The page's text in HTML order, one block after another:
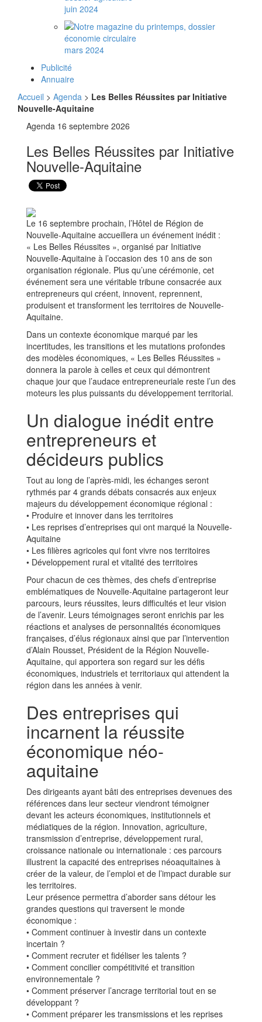
juin 2024
mars 2024
Publicité
Annuaire
Accueil > Agenda > Les Belles Réussites par Initiative
Nouvelle-Aquitaine
Agenda 16 septembre 2026
Les Belles Réussites par Initiative
Nouvelle-Aquitaine
Le 16 septembre prochain, l’Hôtel de Région de
Nouvelle-Aquitaine accueillera un événement inédit :
« Les Belles Réussites », organisé par Initiative
Nouvelle-Aquitaine à l’occasion des 10 ans de son
organisation régionale. Plus qu’une cérémonie, cet
événement sera une véritable tribune consacrée aux
entrepreneurs qui créent, innovent, reprennent,
produisent et transforment les territoires de Nouvelle-
Aquitaine.
Dans un contexte économique marqué par les
incertitudes, les transitions et les mutations profondes
des modèles économiques, « Les Belles Réussites »
donnera la parole à celles et ceux qui démontrent
chaque jour que l’audace entrepreneuriale reste l’un des
moteurs les plus puissants du développement territorial.
Un dialogue inédit entre
entrepreneurs et
décideurs publics
Tout au long de l’après-midi, les échanges seront
rythmés par 4 grands débats consacrés aux enjeux
majeurs du développement économique régional :
• Produire et innover dans les territoires
• Les reprises d’entreprises qui ont marqué la Nouvelle-
Aquitaine
• Les filières agricoles qui font vivre nos territoires
• Développement rural et vitalité des territoires
Pour chacun de ces thèmes, des chefs d’entreprise
emblématiques de Nouvelle-Aquitaine partageront leur
parcours, leurs réussites, leurs difficultés et leur vision
de l’avenir. Leurs témoignages seront enrichis par les
réactions et analyses de personnalités économiques
françaises, d’élus régionaux ainsi que par l’intervention
d’Alain Rousset, Président de la Région Nouvelle-
Aquitaine, qui apportera son regard sur les défis
économiques, industriels et territoriaux qui attendent la
région dans les années à venir.
Des entreprises qui
incarnent la réussite
économique néo-
aquitaine
Des dirigeants ayant bâti des entreprises devenues des
références dans leur secteur viendront témoigner
devant les acteurs économiques, institutionnels et
médiatiques de la région. Innovation, agriculture,
transmission d’entreprise, développement rural,
croissance nationale ou internationale : ces parcours
illustrent la capacité des entreprises néoaquitaines à
créer de la valeur, de l’emploi et de l’impact durable sur
les territoires.
Leur présence permettra d’aborder sans détour les
grandes questions qui traversent le monde
économique :
• Comment continuer à investir dans un contexte
incertain ?
• Comment recruter et fidéliser les talents ?
• Comment concilier compétitivité et transition
environnementale ?
• Comment préserver l’ancrage territorial tout en se
développant ?
• Comment préparer les transmissions et les reprises